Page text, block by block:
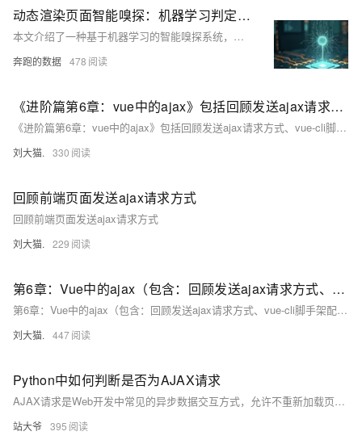
动态渲染页面智能嗅探：机器学习判定AJAX加载触发条件
本文介绍了一种基于机器学习的智能嗅探系统，用于自动判定动态渲染页面中AJAX加载的最佳触发时机。系统由请求分析、机器学习判定、数据采集和文件存储四大模块构成，采用爬虫代理技术实现高效IP切换，并通过模拟真实浏览器访问抓取微博热搜及评论数据。核心代码示例展示了如何调用微博接口获取榜单与评论，并利用预训练模型预测AJAX触发条件，最终将结果以JSON或CSV格式存储。该方案提升了动态页面加载效率，为信息采集与热点传播提供了技术支持。
奔跑的数据 478
《进阶篇第6章：vue中的ajax》包括回顾发送ajax请求方式、vue-cli脚手架配置代理服务器、vue-resource
《进阶篇第6章：vue中的ajax》包括回顾发送ajax请求方式、vue-cli脚手架配置代理服务器、vue-resource
刘大猫. 330
回顾前端页面发送ajax请求方式
回顾前端页面发送ajax请求方式
刘大猫. 229
第6章：Vue中的ajax（包含：回顾发送ajax请求方式、vue-cli脚手架配置代理服务器）
第6章：Vue中的ajax（包含：回顾发送ajax请求方式、vue-cli脚手架配置代理服务器）
刘大猫. 447
Python中如何判断是否为AJAX请求
AJAX请求是Web开发中常见的异步数据交互方式，允许不重新加载页面即与服务器通信。在Python的Django和Flask框架中，判断AJAX请求可通过检查请求头中的`X-Requested-With`字段实现。Django提供`request.is_ajax()`方法，Flask则需手动检查该头部。本文详解这两种框架的实现方法，并附带代码示例，涵盖安全性、兼容性、调试及前端配合等内容，帮助开发者提升Web应用性能与用户体验。
站大爷 395